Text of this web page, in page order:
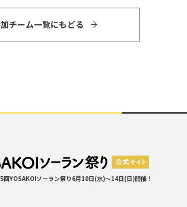
チーム⼀覧にもどる
回YOSAKOIソーラン祭り 6月10日(水)～14日(日)開催！